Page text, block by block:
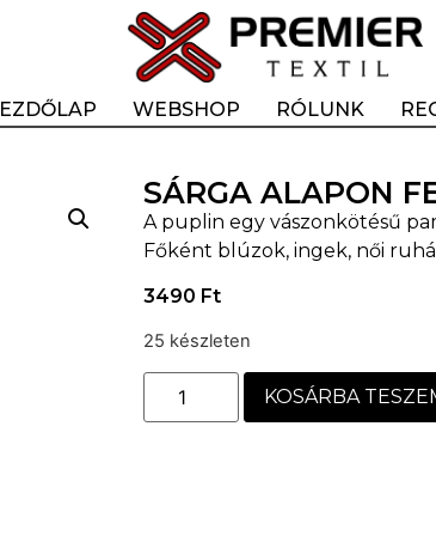
WEBSHOP RÓLUNK
SÁRGA ALAPON
A puplin egy vászonkötésű
Főként blúzok, ingek, női
3490 Ft
25 készleten
KOSÁRBA